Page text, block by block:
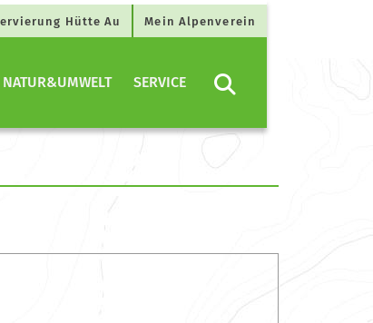
Hütte Au Mein Alpenverein
NATUR&UMWELT SERVICE